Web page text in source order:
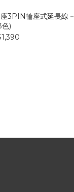
3PIN輪座式延長線－
色)